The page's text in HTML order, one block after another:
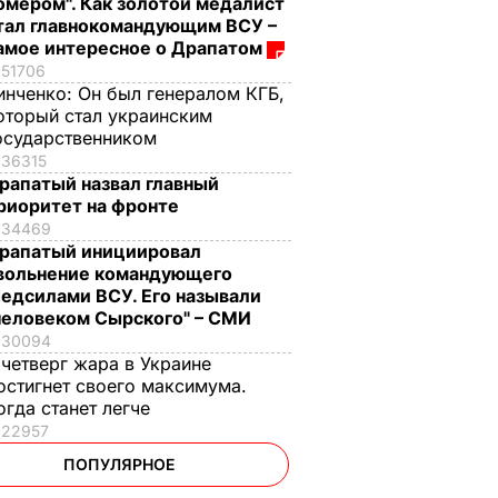
главнокомандующим ВСУ –
интересное о Драпатом
51706
Он был генералом КГБ,
стал украинским
36315
назвал главный
на фронте
34469
инициировал
командующего
ВСУ. Его называли
Сырского" – СМИ
30094
жара в Украине
своего максимума.
станет легче
22957
ПОПУЛЯРНОЕ